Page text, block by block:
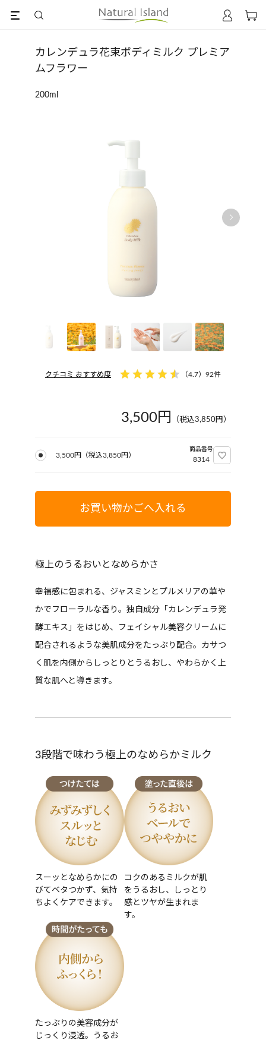
カレンデュラ花束ボディミルク プレミア
ムフラワー
200ml
クチコミ おすすめ度 （4.7） 92件
3,500円 （税込3,850円）
3,500円 （税込3,850円）
商品番号
8314
お買い物かごへ入れる
極上のうるおいとなめらかさ
幸福感に包まれる、ジャスミンとプルメリアの華や
かでフローラルな香り。独自成分「カレンデュラ発
酵エキス」をはじめ、フェイシャル美容クリームに
配合されるような美肌成分をたっぷり配合。カサつ
く肌を内側からしっとりとうるおし、やわらかく上
質な肌へと導きます。
3段階で味わう極上のなめらかミルク
スーッとなめらかにの
びてベタつかず、気持
ちよくケアできます。
コクのあるミルクが肌
をうるおし、しっとり
感とツヤが生まれま
す。
たっぷりの美容成分が
じっくり浸透。うるお